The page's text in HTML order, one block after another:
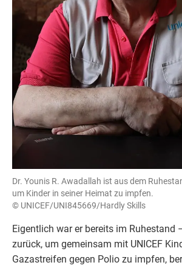
Dr. Younis R. Awadallah ist aus dem
um Kinder in seiner Heimat zu impfen.
© UNICEF/UNI845669/Hardly Skills
Eigentlich war er bereits im Ruhestand
zurück, um gemeinsam mit UNICEF
Gazastreifen gegen Polio zu impfen,